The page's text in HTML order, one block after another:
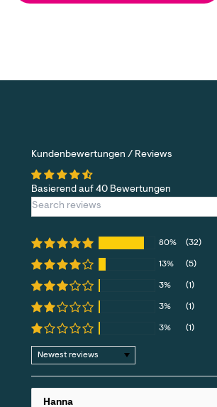
Kundenbewertungen / Reviews
Basierend auf 40 Bewertungen
80% (32)
13% (5)
3% (1)
3% (1)
3% (1)
Sort by
Hanna